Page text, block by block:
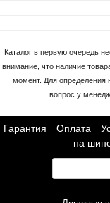
Каталог в первую очередь
внимание, что наличие
момент. Для определения
вопрос у
Гарантия Оплата
на